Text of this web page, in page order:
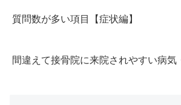
質問数が多い項目【症状編】
間違えて接骨院に来院されやすい病気